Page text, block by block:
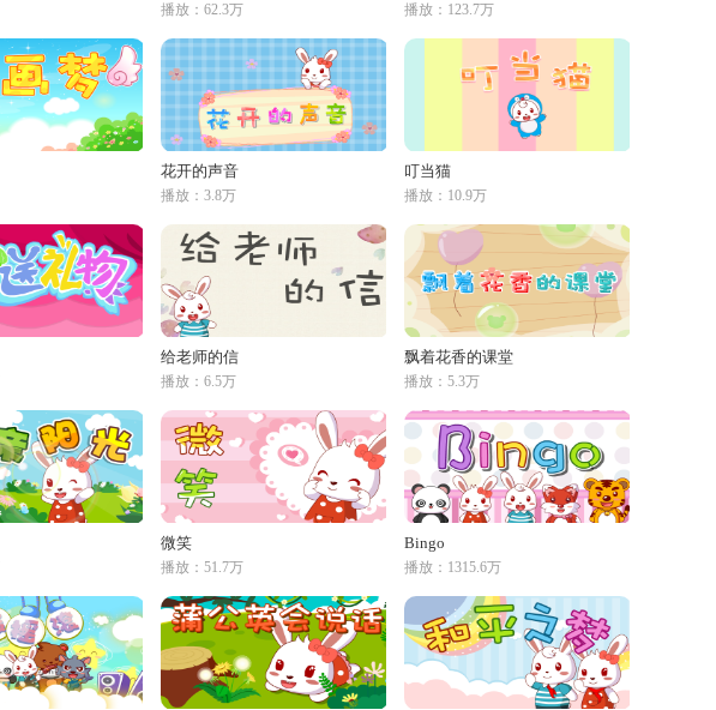
播放：62.3万 播放：123.7万
花开的声音
播放：3.8万
叮当猫
播放：10.9万
给老师的信
播放：6.5万
飘着花香的课堂
播放：5.3万
微笑
播放：51.7万
Bingo
播放：1315.6万